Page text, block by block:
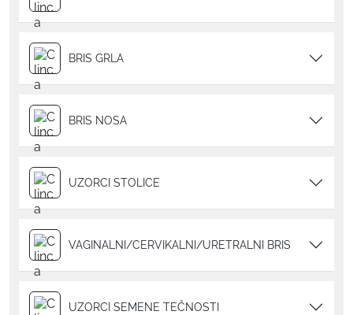
BRIS GRLA
BRIS NOSA
UZORCI STOLICE
VAGINALNI/CERVIKALNI/URETRALNI BRIS
UZORCI SEMENE TEČNOSTI